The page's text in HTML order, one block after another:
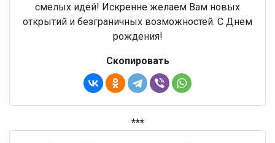
смелых идей! Искренне желаем Вам новых
открытий и безграничных возможностей. С Днем
рождения!
Скопировать
***